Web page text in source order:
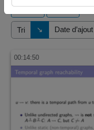
Tri ↘
Direction de tri
00:14:50